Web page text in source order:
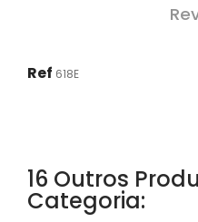
Ref 618E
16 Outros
Categoria: